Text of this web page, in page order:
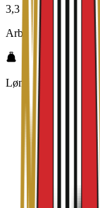
3,3
Arbeidsmiljø
Lønn og betingelser